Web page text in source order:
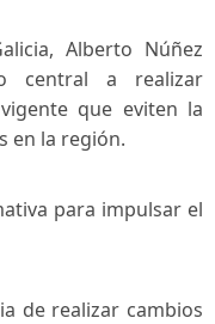
central a realizar
que eviten la
en la región.